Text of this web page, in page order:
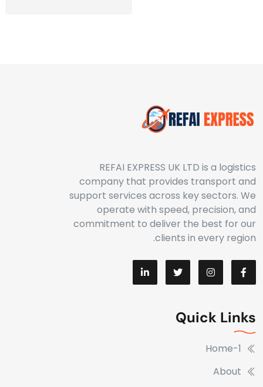
REFAI EXPRESS UK LTD is a logistics
company that provides transport and
support services across key sectors. We
operate with speed, precision, and
commitment to deliver the best for our
clients in every region.
Quick Links
Home-1
About